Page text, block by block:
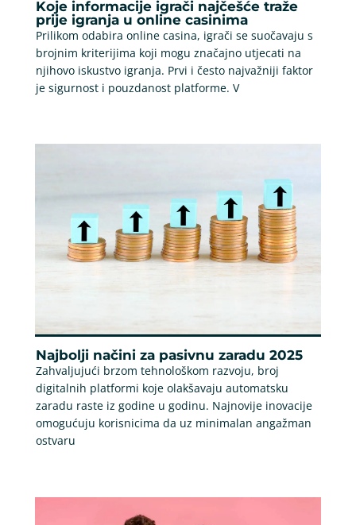
Koje informacije igrači najčešće traže
prije igranja u online casinima
Prilikom odabira online casina, igrači se suočavaju s
brojnim kriterijima koji mogu značajno utjecati na
njihovo iskustvo igranja. Prvi i često najvažniji faktor
je sigurnost i pouzdanost platforme. V
Najbolji načini za pasivnu zaradu 2025
Zahvaljujući brzom tehnološkom razvoju, broj
digitalnih platformi koje olakšavaju automatsku
zaradu raste iz godine u godinu. Najnovije inovacije
omogućuju korisnicima da uz minimalan angažman
ostvaru